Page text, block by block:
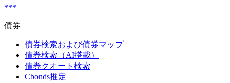
***
債券
債券検索および債券マップ
債券検索（AI搭載）
債券クオート検索
Cbonds推定